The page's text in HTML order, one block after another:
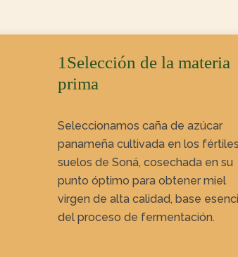
1Selección de la materia
prima
Seleccionamos caña de azúcar
panameña cultivada en los fértiles
suelos de Soná, cosechada en su
punto óptimo para obtener miel
virgen de alta calidad, base
del proceso de fermentación.